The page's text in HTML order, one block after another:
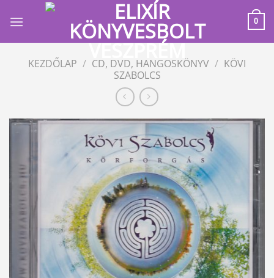
0
KEZDŐLAP / CD, DVD, HANGOSKÖNYV / KÖVI
SZABOLCS